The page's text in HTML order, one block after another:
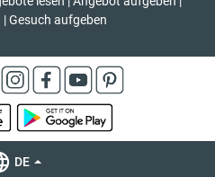
| Gesuch aufgeben
DE